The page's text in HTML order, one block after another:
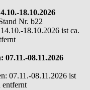
18.10.2026
Nr. b22
18.10.2026 ist ca.
08.11.2026
07.11.-08.11.2026 ist
entfernt